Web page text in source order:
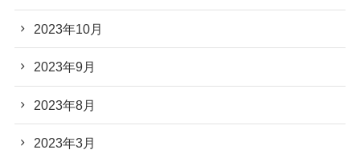
2023年10月
2023年9月
2023年8月
2023年3月